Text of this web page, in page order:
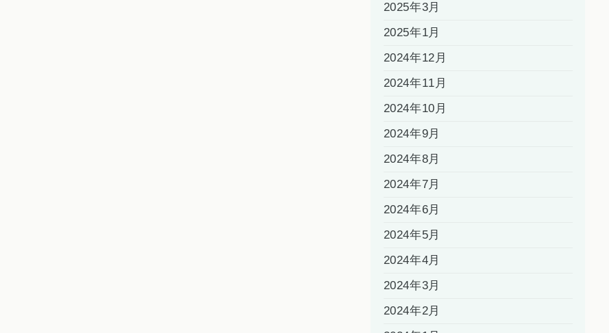
2025年3月
2025年1月
2024年12月
2024年11月
2024年10月
2024年9月
2024年8月
2024年7月
2024年6月
2024年5月
2024年4月
2024年3月
2024年2月